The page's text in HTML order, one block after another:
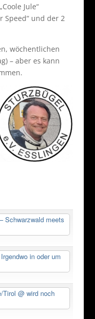
Jule“
Speed“ und der 2
wöchentlichen
– aber es kann
Schwarzwald meets
in oder um
Tirol@ wird noch